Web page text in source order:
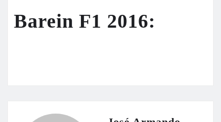
Barein F1 2016: